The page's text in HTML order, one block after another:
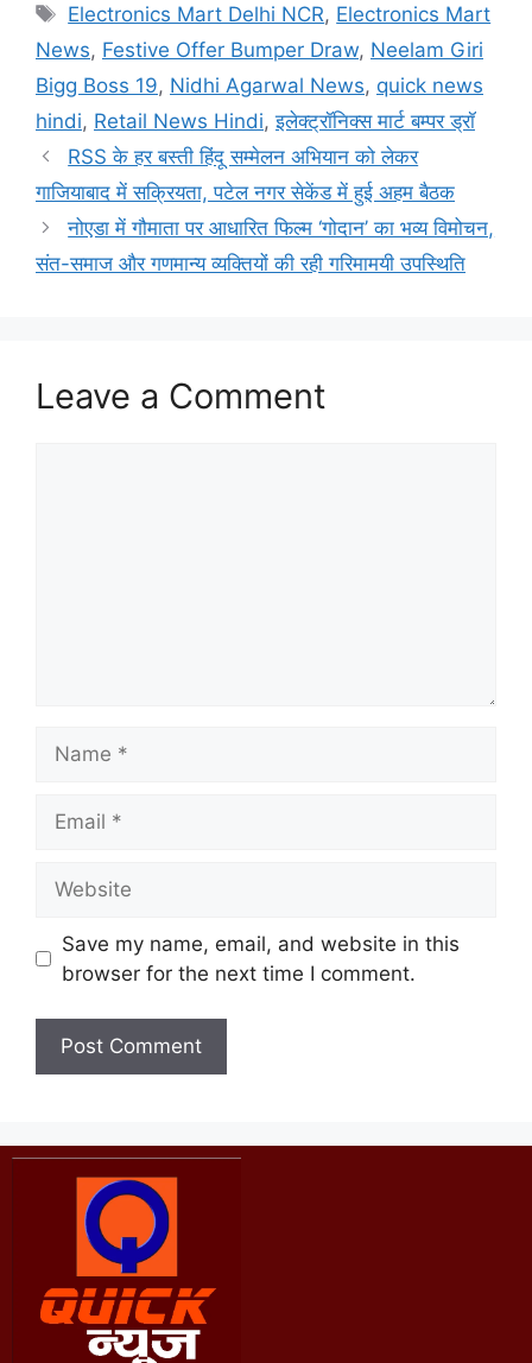
Electronics Mart Delhi NCR, Electronics Mart
News, Festive Offer Bumper Draw, Neelam Giri
Bigg Boss 19, Nidhi Agarwal News, quick news
hindi, Retail News Hindi,इलेक्ट्रॉनिक्स मार्ट बम्पर ड्रॉ
RSS के हर बस्ती हिंदू सम्मेलन अभियान को लेकर
गाजियाबाद में सक्रियता, पटेल नगर सेकेंड में हुई अहम बैठक
नोएडा में गौमाता पर आधारित फिल्म ‘गोदान’ का भव्य विमोचन,
संत-समाज और गणमान्य व्यक्तियों की रही गरिमामयी उपस्थिति
Leave a Comment
Save my name, email, and website in this
browser for the next time I comment.